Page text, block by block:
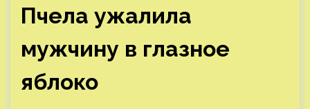
Пчела ужалила
мужчину в глазное
яблоко